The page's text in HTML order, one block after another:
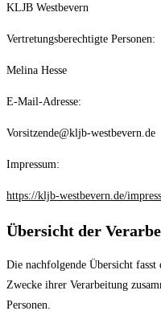
KLJB Westbevern
Vertretungsberechtigte Personen:
Melina Hesse
E-Mail-Adresse:
Vorsitzende@kljb-westbevern.de
Impressum:
https://kljb-westbevern.de/
Übersicht der
Die nachfolgende Übersicht
Zwecke ihrer Verarbeitung
Personen.